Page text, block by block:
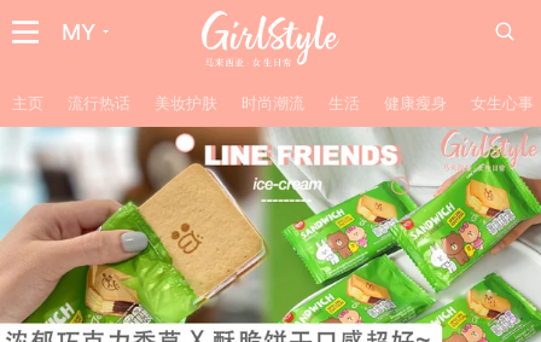
MY
主页 流行热话 美妆护肤 时尚潮流 生活 健康瘦身 女生心事